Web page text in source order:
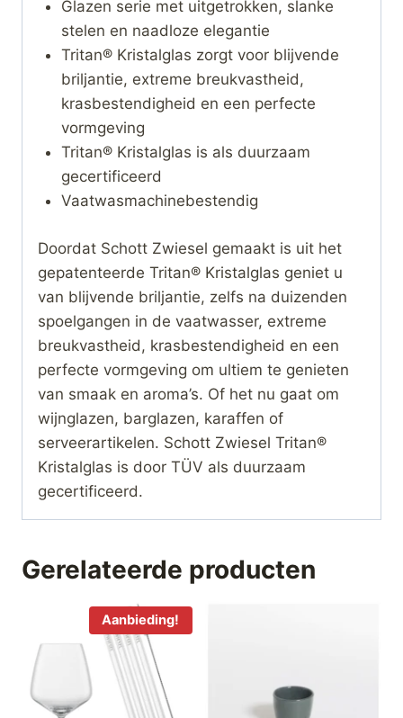
Glazen serie met uitgetrokken, slanke
stelen en naadloze elegantie
Tritan® Kristalglas zorgt voor blijvende
briljantie, extreme breukvastheid,
krasbestendigheid en een perfecte
vormgeving
Tritan® Kristalglas is als duurzaam
gecertificeerd
Vaatwasmachinebestendig
Doordat Schott Zwiesel gemaakt is uit het
gepatenteerde Tritan® Kristalglas geniet u
van blijvende briljantie, zelfs na duizenden
spoelgangen in de vaatwasser, extreme
breukvastheid, krasbestendigheid en een
perfecte vormgeving om ultiem te genieten
van smaak en aroma’s. Of het nu gaat om
wijnglazen, barglazen, karaffen of
serveerartikelen. Schott Zwiesel Tritan®
Kristalglas is door TÜV als duurzaam
gecertificeerd.
Gerelateerde producten
Aanbieding!